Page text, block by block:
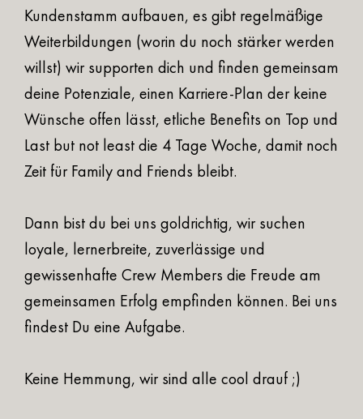
Kundenstamm aufbauen, es gibt regelmäßige
Weiterbildungen (worin du noch stärker werden
willst) wir supporten dich und finden gemeinsam
deine Potenziale, einen Karriere-Plan der keine
Wünsche offen lässt, etliche Benefits on Top und
Last but not least die 4 Tage Woche, damit noch
Zeit für Family and Friends bleibt.
Dann bist du bei uns goldrichtig, wir suchen
loyale, lernerbreite, zuverlässige und
gewissenhafte Crew Members die Freude am
gemeinsamen Erfolg empfinden können. Bei uns
findest Du eine Aufgabe.
Keine Hemmung, wir sind alle cool drauf ;)